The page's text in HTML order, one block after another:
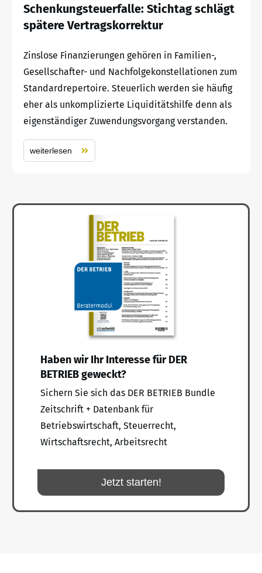
Schenkungsteuerfalle: Stichtag schlägt
spätere Vertragskorrektur
Zinslose Finanzierungen gehören in Familien-,
Gesellschafter- und Nachfolgekonstellationen zum
Standardrepertoire. Steuerlich werden sie häufig
eher als unkomplizierte Liquiditätshilfe denn als
eigenständiger Zuwendungsvorgang verstanden.
weiterlesen
Haben wir Ihr Interesse für DER
BETRIEB geweckt?
Sichern Sie sich das DER BETRIEB Bundle
Zeitschrift + Datenbank für
Betriebswirtschaft, Steuerrecht,
Wirtschaftsrecht, Arbeitsrecht
Jetzt starten!